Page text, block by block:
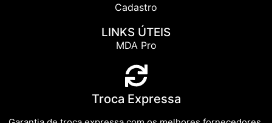
Cadastro
LINKS ÚTEIS
MDA Pro
Troca Expressa